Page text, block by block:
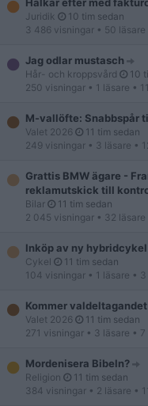
Juridik
10 tim sedan
3 486 visningar • 50 läsare
Jag odlar mustasch
Hår- och kroppsvård
10
250 visningar • 1 läsare •
M-vallöfte: Snabbspår
Valet 2026
11 tim sedan
249 visningar • 3 läsare •
Grattis BMW ägare -
reklamutskick till
Bilar
11 tim sedan
2 045 visningar • 32 läsare
Inköp av ny
Cykel
11 tim sedan
104 visningar • 1 läsare •
Kommer
Valet 2026
11 tim sedan
271 visningar • 3 läsare •
Mordenisera Bibeln?
Religion
11 tim sedan
384 visningar • 2 läsare •